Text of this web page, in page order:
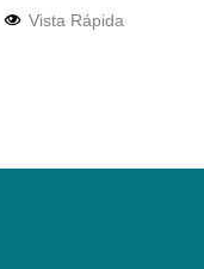
Vista Rápida